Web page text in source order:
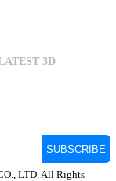
LTD. All Rights